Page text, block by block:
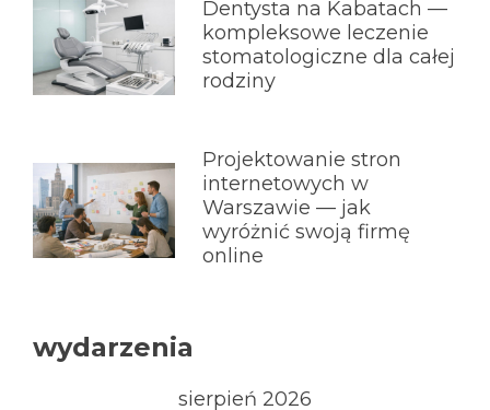
Dentysta na Kabatach —
kompleksowe leczenie
stomatologiczne dla całej
rodziny
Projektowanie stron
internetowych w
Warszawie — jak
wyróżnić swoją firmę
online
wydarzenia
sierpień 2026